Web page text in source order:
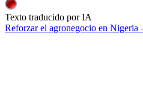
Texto traducido por IA
Reforzar el agronegocio en